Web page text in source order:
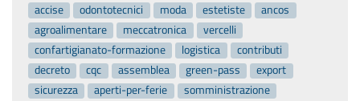
accise
odontotecnici moda estetiste
ancos
agroalimentare
meccatronica
vercelli
confartigianato-formazione
logistica
contributi
decreto
cqc assemblea green-pass
export
sicurezza
aperti-per-ferie
somministrazione